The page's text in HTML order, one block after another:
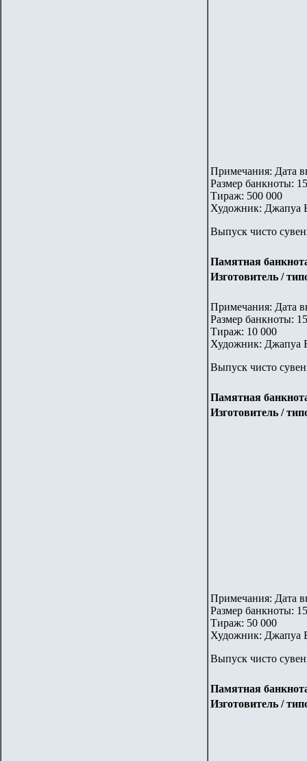
Примечания: Дата
Размер банкноты:
Тираж: 500 000
Художник: Джапуа
Выпуск чисто
Памятная
Изготовитель /
Примечания: Дата
Размер банкноты:
Тираж: 10 000
Художник: Джапуа
Выпуск чисто
Памятная
Изготовитель /
Примечания: Дата
Размер банкноты:
Тираж: 50 000
Художник: Джапуа
Выпуск чисто
Памятная
Изготовитель /